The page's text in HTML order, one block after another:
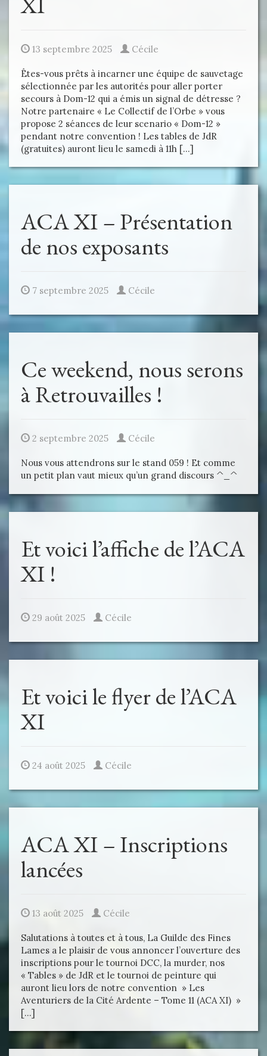
13 septembre 2025 Cécile
Êtes-vous prêts à incarner une équipe de sauvetage
sélectionnée par les autorités pour aller porter
secours à Dom-12 qui a émis un signal de détresse ?
Notre partenaire « Le Collectif de l’Orbe » vous
propose 2 séances de leur scenario « Dom-12 »
pendant notre convention ! Les tables de JdR
(gratuites) auront lieu le samedi à 11h […]
ACA XI – Présentation
de nos exposants
7 septembre 2025 Cécile
Ce weekend, nous serons
à Retrouvailles !
2 septembre 2025 Cécile
Nous vous attendrons sur le stand 059 ! Et comme
un petit plan vaut mieux qu’un grand discours ^_^
Et voici l’affiche de l’ACA
XI !
29 août 2025 Cécile
Et voici le flyer de l’ACA
XI
24 août 2025 Cécile
ACA XI – Inscriptions
lancées
13 août 2025 Cécile
Salutations à toutes et à tous, La Guilde des Fines
Lames a le plaisir de vous annoncer l’ouverture des
inscriptions pour le tournoi DCC, la murder, nos
« Tables » de JdR et le tournoi de peinture qui
auront lieu lors de notre convention » Les
Aventuriers de la Cité Ardente – Tome 11 (ACA XI) »
[…]